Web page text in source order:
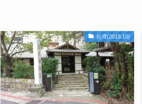
台湾(2019.10)